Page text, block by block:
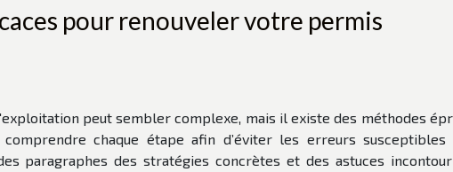
pour renouveler votre permis
peut sembler complexe, mais il existe des méthodes
chaque étape afin d’éviter les erreurs
paragraphes des stratégies concrètes et des astuces